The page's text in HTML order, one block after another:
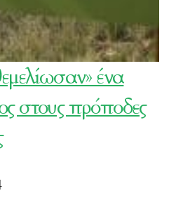
ένα
στους πρόποδες